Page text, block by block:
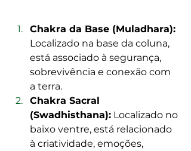
Chakra da Base (Muladhara):
Localizado na base da coluna,
está associado à segurança,
sobrevivência e conexão com
a terra.
Chakra Sacral
(Swadhisthana): Localizado no
baixo ventre, está relacionado
à criatividade, emoções,